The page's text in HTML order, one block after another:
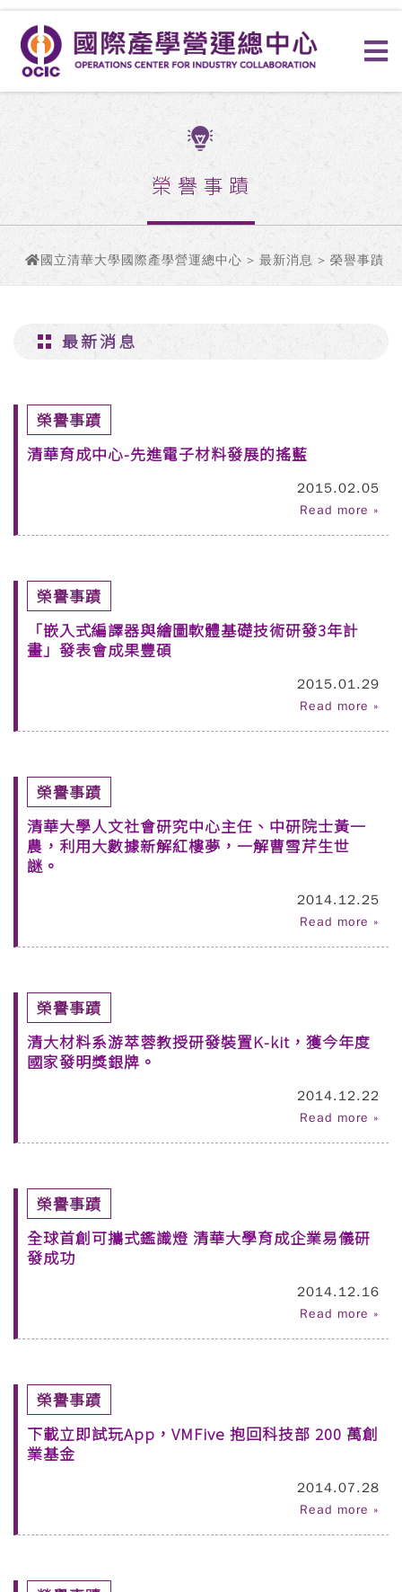
榮譽事蹟
國立清華大學國際產學營運總中心 > 最新消息 > 榮譽事蹟
最新消息
榮譽事蹟
清華育成中心-先進電子材料發展的搖藍
2015.02.05
Read more »
榮譽事蹟
「嵌入式編譯器與繪圖軟體基礎技術研發3年計
畫」發表會成果豐碩
2015.01.29
Read more »
榮譽事蹟
清華大學人文社會研究中心主任、中研院士黃一
農，利用大數據新解紅樓夢，一解曹雪芹生世
謎。
2014.12.25
Read more »
榮譽事蹟
清大材料系游萃蓉教授研發裝置K-kit，獲今年度
國家發明獎銀牌。
2014.12.22
Read more »
榮譽事蹟
全球首創可攜式鑑識燈 清華大學育成企業易儀研
發成功
2014.12.16
Read more »
榮譽事蹟
下載立即試玩App，VMFive 抱回科技部 200 萬創
業基金
2014.07.28
Read more »